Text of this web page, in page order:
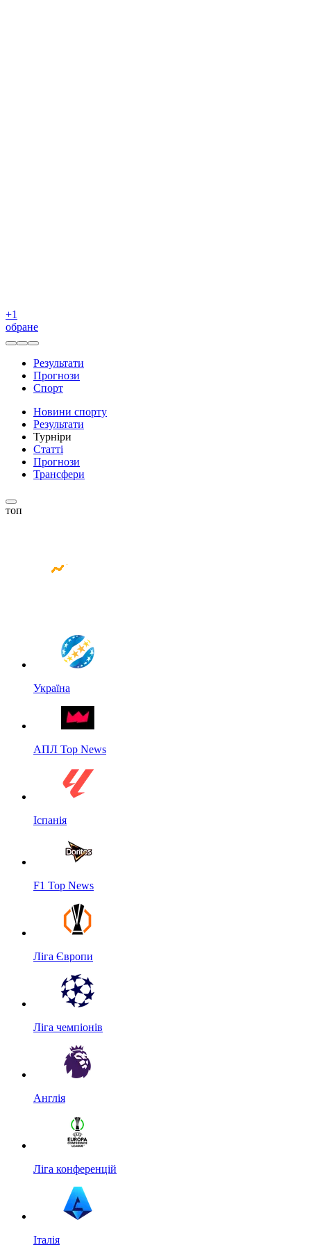
+1
обране
Результати
Прогнози
Спорт
Новини спорту
Результати
Турніри
Статті
Прогнози
Трансфери
топ
Україна
АПЛ Top News
Іспанія
F1 Top News
Ліга Європи
Ліга чемпіонів
Англія
Ліга конференцій
Італія